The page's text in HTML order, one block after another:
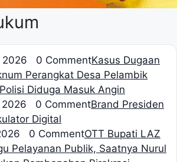
2026 0 CommentKasus Dugaan
Perangkat Desa Pelambik
Diduga Masuk Angin
2026 0 CommentBrand Presiden
Digital
0 CommentOTT Bupati LAZ
Pelayanan Publik, Saatnya Nurul